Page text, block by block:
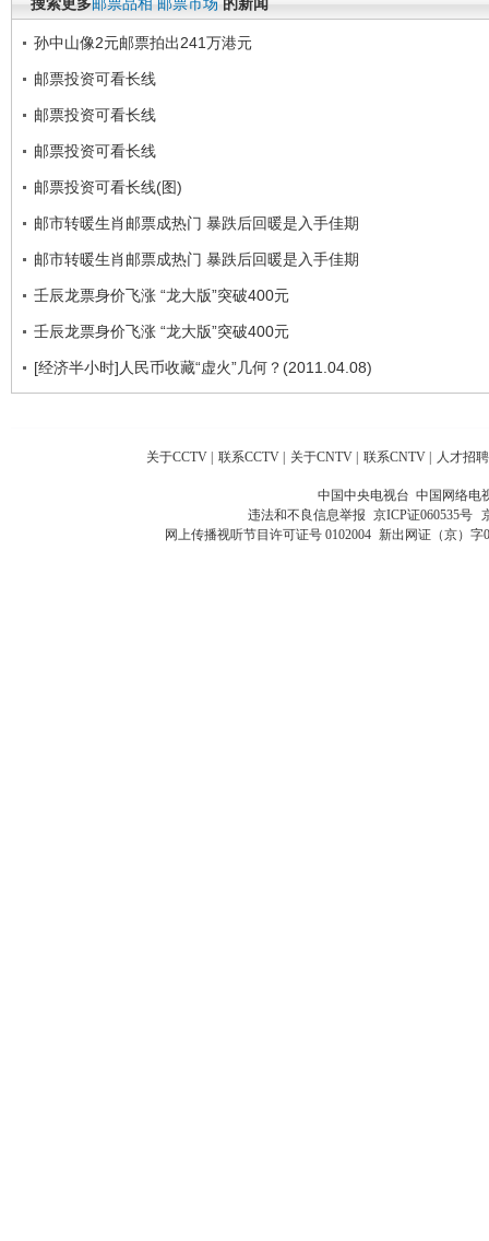
搜索更多邮票品相 邮票市场 的新闻
孙中山像2元邮票拍出241万港元
邮票投资可看长线
邮票投资可看长线
邮票投资可看长线
邮票投资可看长线(图)
邮市转暖生肖邮票成热门 暴跌后回暖是入手佳期
邮市转暖生肖邮票成热门 暴跌后回暖是入手佳期
壬辰龙票身价飞涨 “龙大版”突破400元
壬辰龙票身价飞涨 “龙大版”突破400元
[经济半小时]人民币收藏“虚火”几何？(2011.04.08)
关于CCTV | 联系CCTV | 关于CNTV | 联系CNTV | 人才招聘
中国中央电视台 中国网络电
违法和不良信息举报 京ICP证060535号
网上传播视听节目许可证号 0102004 新出网证（京）